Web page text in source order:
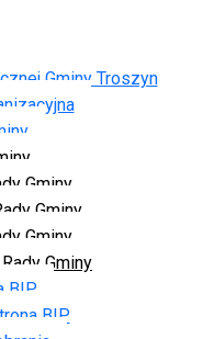
Gminy Troszyn
Gminy
Gminy
Gminy
Gminy
BIP
BIP